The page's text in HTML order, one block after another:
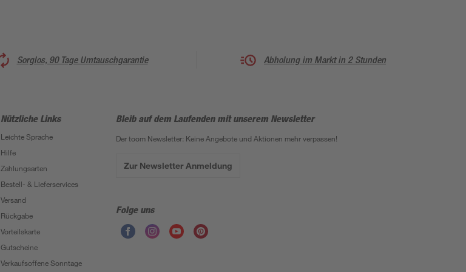
Sorglos, 90 Tage Umtauschgarantie Abholung im Markt in 2 Stunden
Nützliche Links
Leichte Sprache
Hilfe
Zahlungsarten
Bestell- & Lieferservices
Versand
Rückgabe
Vorteilskarte
Gutscheine
Verkaufsoffene Sonntage
Bleib auf dem Laufenden mit unserem Newsletter
Der toom Newsletter: Keine Angebote und Aktionen mehr verpassen!
Zur Newsletter Anmeldung
Folge uns